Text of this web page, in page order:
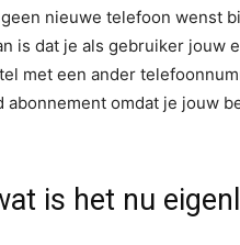
nieuwe telefoon wenst
is dat je als gebruiker jouw
met een ander
omdat je jouw
is het nu